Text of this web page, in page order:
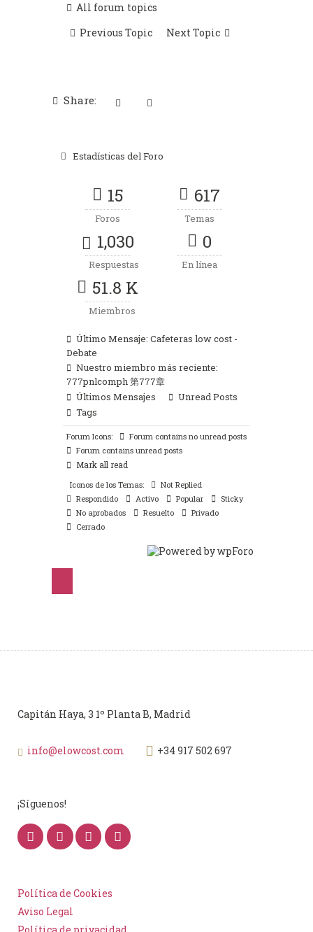
All forum topics
Previous Topic
Next Topic
Share:
Estadísticas del Foro
15
Foros
617
Temas
1,030
Respuestas
0
En línea
51.8 K
Miembros
Último Mensaje: Cafeteras low cost -
Debate
Nuestro miembro más reciente:
777pnlcomph 第777章
Últimos Mensajes
Unread Posts
Tags
Forum Icons:
Forum contains no unread posts
Forum contains unread posts
Mark all read
Iconos de los Temas:
Not Replied
Respondido
Activo Popular
Sticky
No aprobados
Resuelto
Privado
Cerrado
Capitán Haya, 3 1º Planta B, Madrid
info@elowcost.com +34 917 502 697
¡Síguenos!
Política de Cookies
Aviso Legal